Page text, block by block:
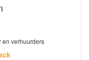
en verhuurders